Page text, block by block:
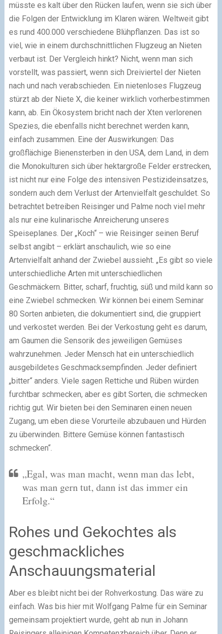
müsste es kalt über den Rücken laufen, wenn sie sich über
die Folgen der Entwicklung im Klaren wären. Weltweit gibt
es rund 400.000 verschiedene Blühpflanzen. Das ist so
viel, wie in einem durchschnittlichen Flugzeug an Nieten
verbaut ist. Der Vergleich hinkt? Nicht, wenn man sich
vorstellt, was passiert, wenn sich Dreiviertel der Nieten
nach und nach verabschieden. Ein nietenloses Flugzeug
stürzt ab der Niete X, die keiner wirklich vorherbestimmen
kann, ab. Ein Ökosystem bricht nach der Xten verlorenen
Spezies, die ebenfalls nicht berechnet werden kann,
einfach zusammen. Eine der Auswirkungen: Das
großflächige Bienensterben in den USA, dem Land, in dem
die Monokulturen sich über hektargroße Felder erstrecken,
ist nicht nur eine Folge des intensiven Pestizideinsatzes,
sondern auch dem Verlust der Artenvielfalt geschuldet. So
betrachtet betreiben Reisinger und Palme noch viel mehr
als nur eine kulinarische Anreicherung unseres
Speiseplanes. Der „Koch“ – wie Reisinger seinen Beruf
selbst angibt – erklärt anschaulich, wie so eine
Artenvielfalt anhand der Zwiebel aussieht. „Es gibt so viele
unterschiedliche Arten mit unterschiedlichen
Geschmäckern. Bitter, scharf, fruchtig, süß und mild kann so
eine Zwiebel schmecken. Wir können bei einem Seminar
80 Sorten anbieten, die dokumentiert sind, die gruppiert
und verkostet werden. Bei der Verkostung geht es darum,
am Gaumen die Sensorik des jeweiligen Gemüses
wahrzunehmen. Jeder Mensch hat ein unterschiedlich
ausgebildetes Geschmacksempfinden. Jeder definiert
„bitter“ anders. Viele sagen Rettiche und Rüben würden
furchtbar schmecken, aber es gibt Sorten, die schmecken
richtig gut. Wir bieten bei den Seminaren einen neuen
Zugang, um eben diese Vorurteile abzubauen und Hürden
zu überwinden. Bittere Gemüse können fantastisch
schmecken“.
„Egal, was man macht, wenn man das lebt,
was man gern tut, dann ist das immer ein
Erfolg.“
Rohes und Gekochtes als
geschmackliches
Anschauungsmaterial
Aber es bleibt nicht bei der Rohverkostung. Das wäre zu
einfach. Was bis hier mit Wolfgang Palme für ein Seminar
gemeinsam projektiert wurde, geht ab nun in Johann